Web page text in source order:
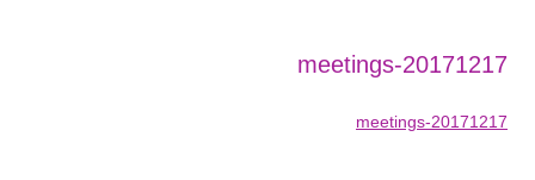
20171217-meetings
20171217-meetings